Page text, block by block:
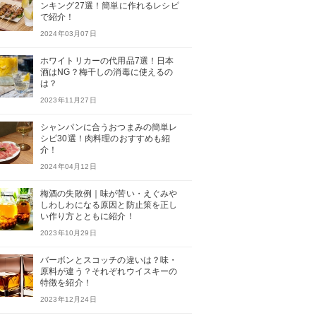
ンキング27選！簡単に作れるレシピ
で紹介！
2024年03月07日
ホワイトリカーの代用品7選！日本
酒はNG？梅干しの消毒に使えるの
は？
2023年11月27日
シャンパンに合うおつまみの簡単レ
シピ30選！肉料理のおすすめも紹
介！
2024年04月12日
梅酒の失敗例｜味が苦い・えぐみや
しわしわになる原因と防止策を正し
い作り方とともに紹介！
2023年10月29日
バーボンとスコッチの違いは？味・
原料が違う？それぞれウイスキーの
特徴を紹介！
2023年12月24日